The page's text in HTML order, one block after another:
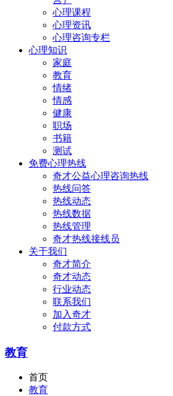
心理课程
心理资讯
心理咨询专栏
心理知识
家庭
教育
情绪
情感
健康
职场
书籍
测试
免费心理热线
奇才公益心理咨询热线
热线问答
热线动态
热线数据
热线管理
奇才热线接线员
关于我们
奇才简介
奇才动态
行业动态
联系我们
加入奇才
付款方式
教育
首页
教育